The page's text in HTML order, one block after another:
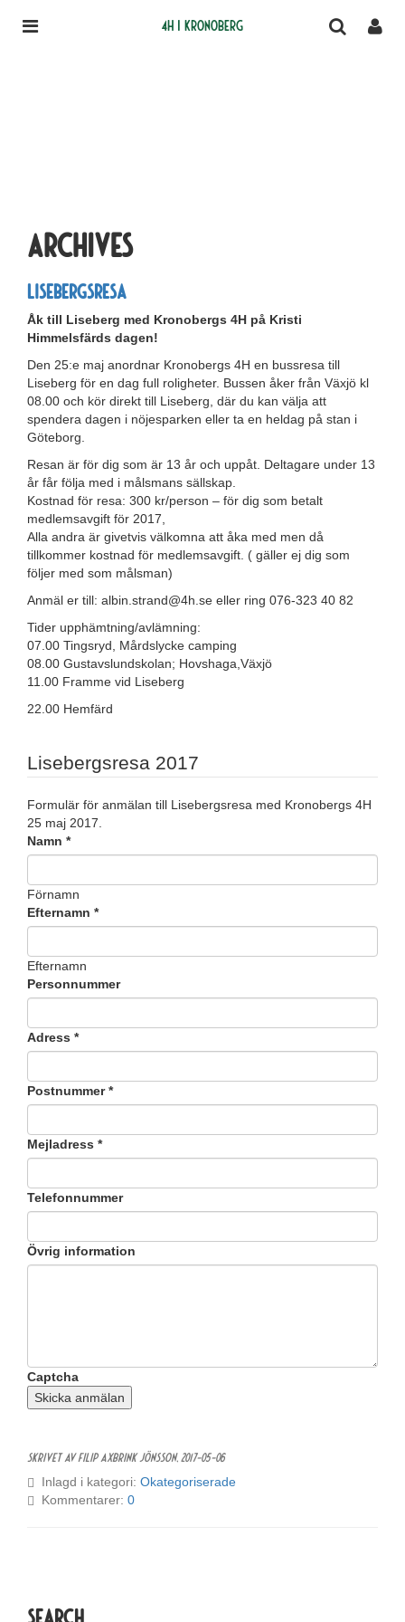
4H i Kronoberg
Archives
Lisebergsresa
Åk till Liseberg med Kronobergs 4H på Kristi
Himmelsfärds dagen!
Den 25:e maj anordnar Kronobergs 4H en bussresa till
Liseberg för en dag full roligheter. Bussen åker från Växjö kl
08.00 och kör direkt till Liseberg, där du kan välja att
spendera dagen i nöjesparken eller ta en heldag på stan i
Göteborg.
Resan är för dig som är 13 år och uppåt. Deltagare under 13
år får följa med i målsmans sällskap.
Kostnad för resa: 300 kr/person – för dig som betalt
medlemsavgift för 2017,
Alla andra är givetvis välkomna att åka med men då
tillkommer kostnad för medlemsavgift. ( gäller ej dig som
följer med som målsman)
Anmäl er till: albin.strand@4h.se eller ring 076-323 40 82
Tider upphämtning/avlämning:
07.00 Tingsryd, Mårdslycke camping
08.00 Gustavslundskolan; Hovshaga,Växjö
11.00 Framme vid Liseberg
22.00 Hemfärd
Lisebergsresa 2017
Formulär för anmälan till Lisebergsresa med Kronobergs 4H
25 maj 2017.
Namn *
Förnamn
Efternamn *
Efternamn
Personnummer
Adress *
Postnummer*
Mejladress *
Telefonnummer
Övrig information
Captcha
Skicka anmälan
Skrivet av Filip Axbrink Jönsson,2017-05-06
Inlagd i kategori: Okategoriserade
Kommentarer: 0
Search